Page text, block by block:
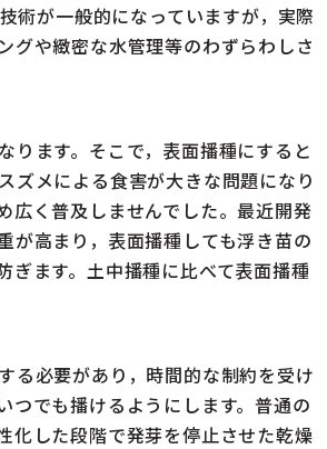
術が一般的になっていますが，実際
グや緻密な水管理等のわずらわしさ
ます。そこで，表面播種にすると
ズメによる食害が大きな問題になり
広く普及しませんでした。最近開発
が高まり，表面播種しても浮き苗の
ぎます。土中播種に比べて表面播種
る必要があり，時間的な制約を受け
つでも播けるようにします。普通の
化した段階で発芽を停止させた乾燥